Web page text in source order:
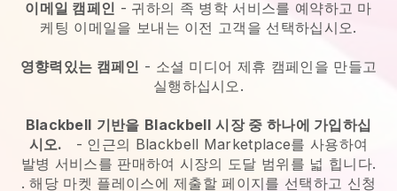
이메일 캠페인 - 귀하의 족 병학 서비스를 예약하고 마
케팅 이메일을 보내는 이전 고객을 선택하십시오.
영향력있는 캠페인 - 소셜 미디어 제휴 캠페인을 만들고
실행하십시오.
Blackbell 기반을 Blackbell 시장 중 하나에 가입하십
시오.
- 인근의 Blackbell Marketplace를 사용하여
발병 서비스를 판매하여 시장의 도달 범위를 넓 힙니다.
. 해당 마켓 플레이스에 제출할 페이지를 선택하고 신청